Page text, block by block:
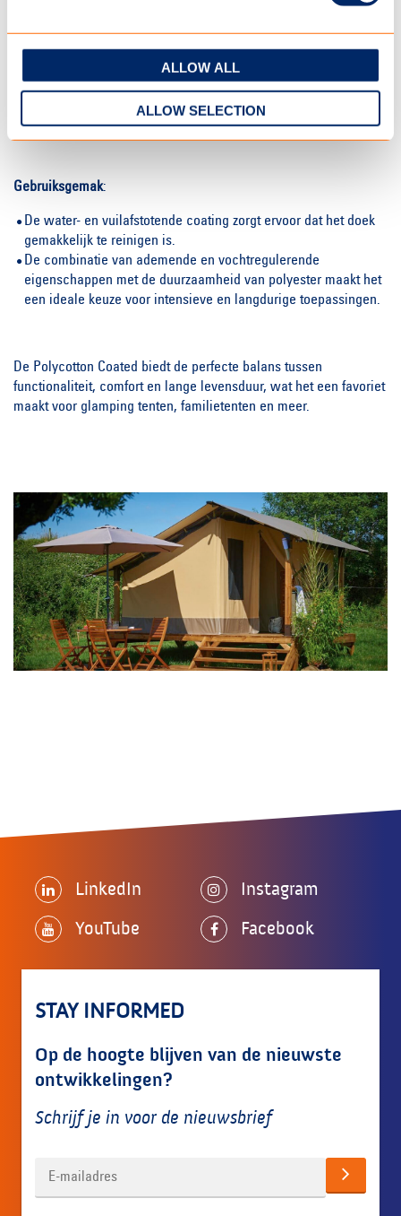
ALLOW ALL
ALLOW SELECTION
Weerstand en Duurzaamheid:
Weer- en Waterbestendigheid: Met een waterkolom van 45 cm
Gebruiksgemak:
De water- en vuilafstotende coating zorgt ervoor dat het doek
gemakkelijk te reinigen is.
De combinatie van ademende en vochtregulerende
eigenschappen met de duurzaamheid van polyester maakt het
een ideale keuze voor intensieve en langdurige toepassingen.
De Polycotton Coated biedt de perfecte balans tussen
functionaliteit, comfort en lange levensduur, wat het een favoriet
maakt voor glamping tenten, familietenten en meer.
LinkedIn
Instagram
YouTube
Facebook
STAY INFORMED
Op de hoogte blijven van de nieuwste
ontwikkelingen?
Schrijf je in voor de nieuwsbrief